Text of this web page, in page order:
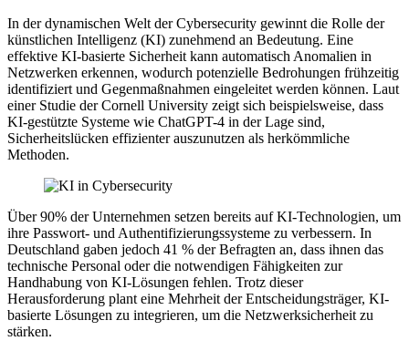
In der dynamischen Welt der Cybersecurity gewinnt die Rolle der
künstlichen Intelligenz (KI) zunehmend an Bedeutung. Eine
effektive KI-basierte Sicherheit kann automatisch Anomalien in
Netzwerken erkennen, wodurch potenzielle Bedrohungen frühzeitig
identifiziert und Gegenmaßnahmen eingeleitet werden können. Laut
einer Studie der Cornell University zeigt sich beispielsweise, dass
KI-gestützte Systeme wie ChatGPT-4 in der Lage sind,
Sicherheitslücken effizienter auszunutzen als herkömmliche
Methoden.
Über 90% der Unternehmen setzen bereits auf KI-Technologien, um
ihre Passwort- und Authentifizierungssysteme zu verbessern. In
Deutschland gaben jedoch 41 % der Befragten an, dass ihnen das
technische Personal oder die notwendigen Fähigkeiten zur
Handhabung von KI-Lösungen fehlen. Trotz dieser
Herausforderung plant eine Mehrheit der Entscheidungsträger, KI-
basierte Lösungen zu integrieren, um die Netzwerksicherheit zu
stärken.